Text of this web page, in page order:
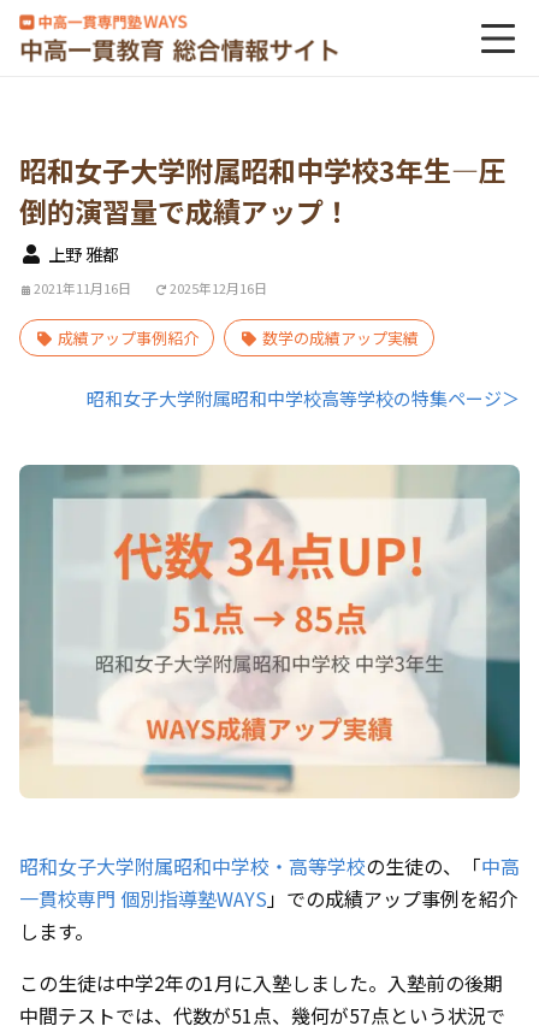
昭和女子大学附属昭和中学校3年生―圧
倒的演習量で成績アップ！
上野 雅都
2021年11月16日 2025年12月16日
成績アップ事例紹介 数学の成績アップ実績
昭和女子大学附属昭和中学校高等学校の特集ページ＞
昭和女子大学附属昭和中学校・高等学校の生徒の、「中高
一貫校専門 個別指導塾WAYS」での成績アップ事例を紹介
します。
この生徒は中学2年の1月に入塾しました。入塾前の後期
中間テストでは、代数が51点、幾何が57点という状況で